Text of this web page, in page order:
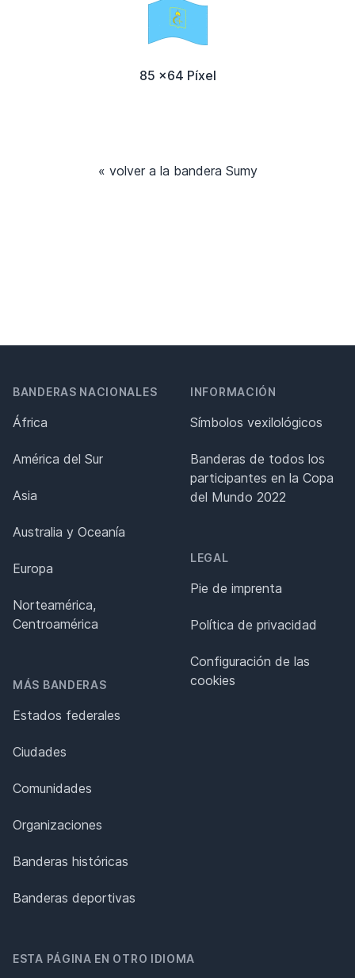
85 x64 Píxel
« volver a la bandera Sumy
BANDERAS NACIONALES
África
América del Sur
Asia
Australia y Oceanía
Europa
Norteamérica,
Centroamérica
MÁS BANDERAS
Estados federales
Ciudades
Comunidades
Organizaciones
Banderas históricas
Banderas deportivas
INFORMACIÓN
Símbolos vexilológicos
Banderas de todos los
participantes en la Copa
del Mundo 2022
LEGAL
Pie de imprenta
Política de privacidad
Configuración de las
cookies
ESTA PÁGINA EN OTRO IDIOMA